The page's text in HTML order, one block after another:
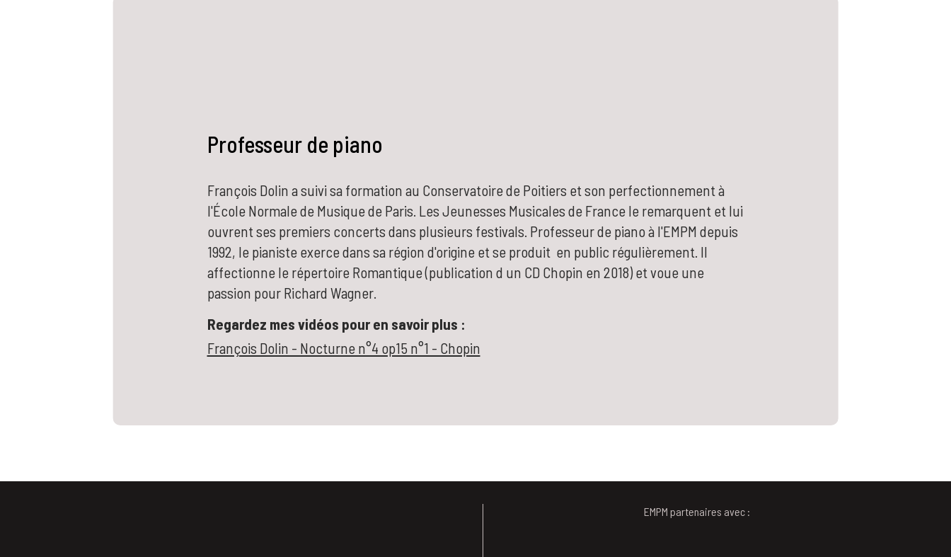
Professeur de piano
François Dolin a suivi sa formation au Conservatoire de Poitiers et son perfectionnement à
l'École Normale de Musique de Paris. Les Jeunesses Musicales de France le remarquent et lui
ouvrent ses premiers concerts dans plusieurs festivals. Professeur de piano à l'EMPM depuis
1992, le pianiste exerce dans sa région d'origine et se produit en public régulièrement. Il
affectionne le répertoire Romantique (publication d un CD Chopin en 2018) et voue une
passion pour Richard Wagner.
Regardez mes vidéos pour en savoir plus :
François Dolin - Nocturne n°4 op15 n°1 - Chopin
EMPM partenaires avec :